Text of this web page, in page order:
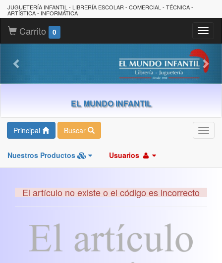
JUGUETERÍA INFANTIL - LIBRERÍA ESCOLAR - COMERCIAL - TÉCNICA -
ARTÍSTICA - INFORMÁTICA
Carrito 0
EL MUNDO INFANTIL
Principal Buscar
Nuestros Productos Usuarios
El artículo no existe o el código es incorrecto